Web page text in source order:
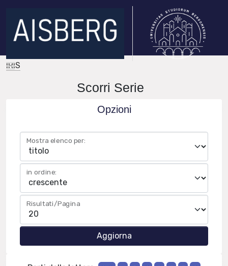
IRIS
Scorri Serie
Opzioni
Mostra elenco per:
in ordine:
Risultati/Pagina